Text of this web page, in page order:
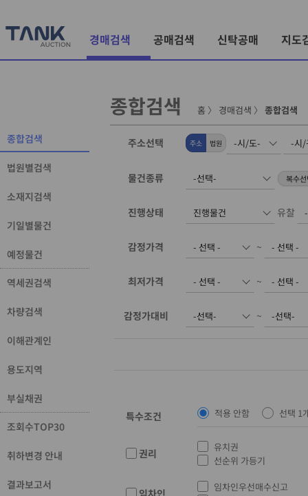
경매검색 공매검색 신탁공매 지도
종합검색
법원별검색
소재지검색
기일별물건
예정물건
역세권검색
차량검색
이해관계인
용도지역
부실채권
조회수TOP30
취하변경 안내
결과보고서
종합검색 홈 〉 경매검색 〉 종합검색
주소선택 주소 법원
물건종류
진행상태 유찰
감정가격 ~
최저가격 ~
감정가대비 ~
특수조건 적용 안함 선택 1
권리
유치권
선순위 가등기
임차인
임차인우선매수신고